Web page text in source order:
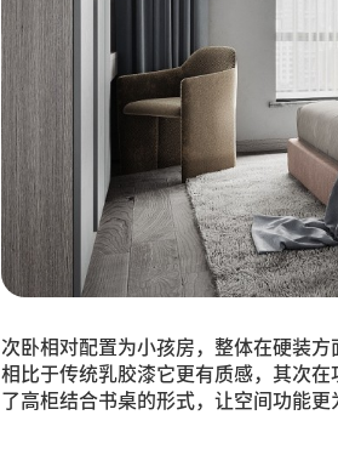
次卧相对配置为小孩房，整体在硬装
相比于传统乳胶漆它更有质感，其次
了高柜结合书桌的形式，让空间功能更